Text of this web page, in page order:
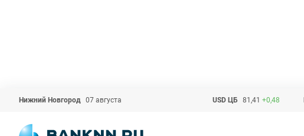
Нижний Новгород 07 августа USD ЦБ 81,41 +0,48